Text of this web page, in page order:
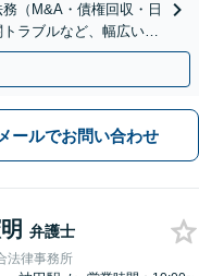
（M&A・債権回収・日
ラブルなど、幅広いご
駅2分】
メールでお問い合わせ
弁護士
法律事務所